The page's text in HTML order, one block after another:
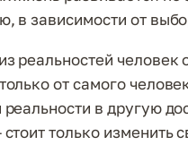
в зависимости от
реальностей человек
от самого
реальности в другую
только изменить